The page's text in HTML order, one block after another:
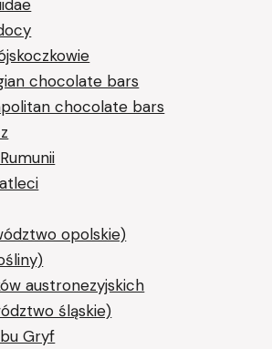
chocolate bars
chocolate bars
opolskie)
austronezyjskich
śląskie)
Gryf